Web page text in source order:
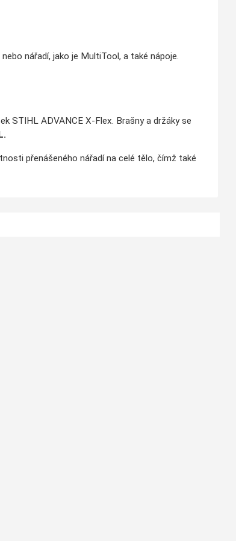
nářadí, jako je MultiTool, a také nápoje.
STIHL ADVANCE X-Flex. Brašny a držáky se
přenášeného nářadí na celé tělo, čímž také